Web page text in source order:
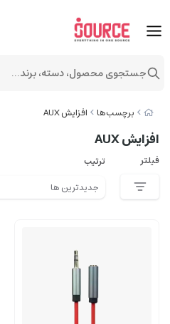
برچسب‌ها افزایش AUX
افزایش AUX
فیلتر ترتیب
جستجوی محصول، دسته، برند...